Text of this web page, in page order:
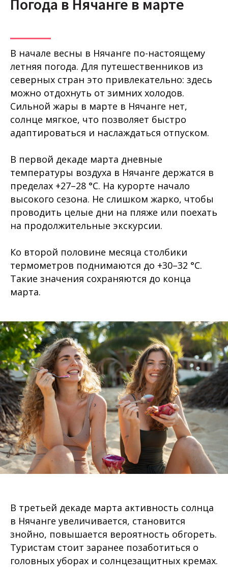
Погода в Нячанге в марте
В начале весны в Нячанге по-настоящему
летняя погода. Для путешественников из
северных стран это привлекательно: здесь
можно отдохнуть от зимних холодов.
Сильной жары в марте в Нячанге нет,
солнце мягкое, что позволяет быстро
адаптироваться и наслаждаться отпуском.
В первой декаде марта дневные
температуры воздуха в Нячанге держатся в
пределах +27–28 °C. На курорте начало
высокого сезона. Не слишком жарко, чтобы
проводить целые дни на пляже или поехать
на продолжительные экскурсии.
Ко второй половине месяца столбики
термометров поднимаются до +30–32 °C.
Такие значения сохраняются до конца
марта.
В третьей декаде марта активность солнца
в Нячанге увеличивается, становится
знойно, повышается вероятность обгореть.
Туристам стоит заранее позаботиться о
головных уборах и солнцезащитных кремах.